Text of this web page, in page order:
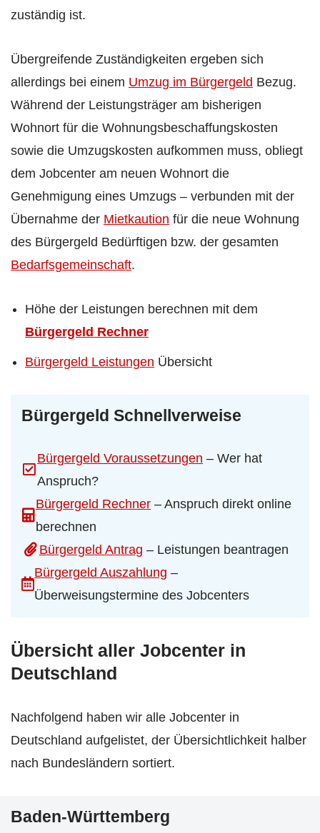
zuständig ist.
Übergreifende Zuständigkeiten ergeben sich
allerdings bei einem Umzug im Bürgergeld Bezug.
Während der Leistungsträger am bisherigen
Wohnort für die Wohnungsbeschaffungskosten
sowie die Umzugskosten aufkommen muss, obliegt
dem Jobcenter am neuen Wohnort die
Genehmigung eines Umzugs – verbunden mit der
Übernahme der Mietkaution für die neue Wohnung
des Bürgergeld Bedürftigen bzw. der gesamten
Bedarfsgemeinschaft.
Höhe der Leistungen berechnen mit dem
Bürgergeld Rechner
Bürgergeld Leistungen Übersicht
Bürgergeld Schnellverweise
Bürgergeld Voraussetzungen – Wer hat
Anspruch?
Bürgergeld Rechner– Anspruch direkt online
berechnen
Bürgergeld Antrag – Leistungen beantragen
Bürgergeld Auszahlung –
Überweisungstermine des Jobcenters
Übersicht aller Jobcenter in
Deutschland
Nachfolgend haben wir alle Jobcenter in
Deutschland aufgelistet, der Übersichtlichkeit halber
nach Bundesländern sortiert.
Baden-Württemberg